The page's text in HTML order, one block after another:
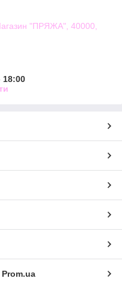
"ПРЯЖА", 40000,
18:00
Prom.ua